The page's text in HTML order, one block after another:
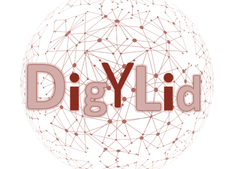
empresas
Valencia